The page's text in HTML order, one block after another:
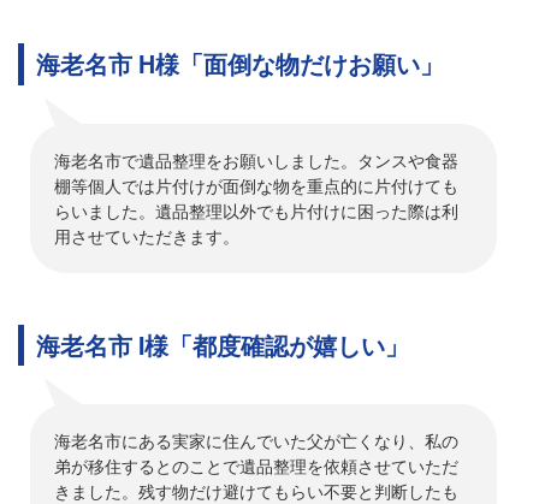
海老名市 H様「面倒な物だけお願い」
海老名市で遺品整理をお願いしました。タンスや食器
棚等個人では片付けが面倒な物を重点的に片付けても
らいました。遺品整理以外でも片付けに困った際は利
用させていただきます。
海老名市 I様「都度確認が嬉しい」
海老名市にある実家に住んでいた父が亡くなり、私の
弟が移住するとのことで遺品整理を依頼させていただ
きました。残す物だけ避けてもらい不要と判断したも